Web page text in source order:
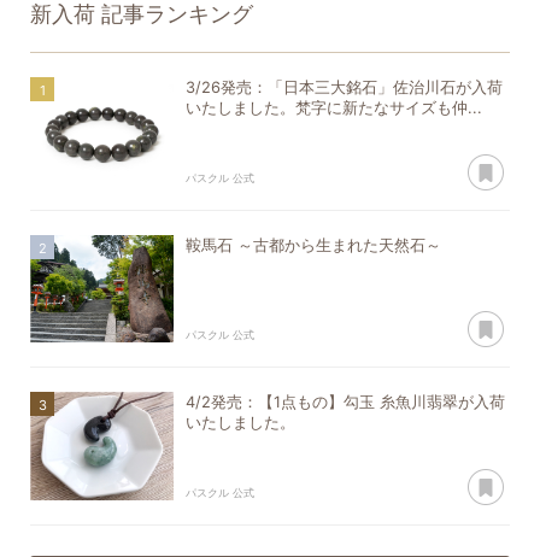
新入荷 記事ランキング
3/26発売：「日本三大銘石」佐治川石が入荷
いたしました。梵字に新たなサイズも仲...
パスクル 公式
鞍馬石 ～古都から生まれた天然石～
パスクル 公式
4/2発売：【1点もの】勾玉 糸魚川翡翠が入荷
いたしました。
パスクル 公式